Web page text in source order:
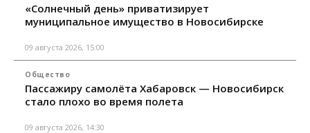
«Солнечный день» приватизирует
муниципальное имущество в Новосибирске
09 августа 2026, 15:00
Общество
Пассажиру самолёта Хабаровск — Новосибирск
стало плохо во время полета
09 августа 2026, 14:30